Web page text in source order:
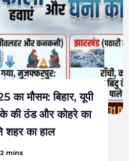
का मौसम: बिहार, यूपी
की ठंड और कोहरे का
शहर का हाल
2 mins